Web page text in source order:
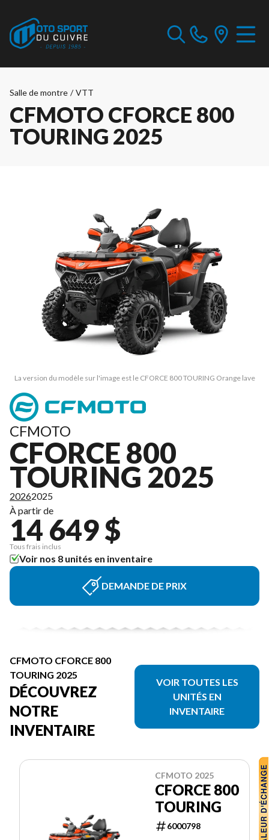
Salle de montre / VTT
CFMOTO CFORCE 800
TOURING 2025
La version du modèle sur l'image est le CFORCE 800 TOURING Orange lave
CFMOTO
CFORCE 800
TOURING 2025
20262025
À partir de
14 649 $
Tous frais inclus
Voir nos 8 unités en inventaire
DEMANDE DE PRIX
CFMOTO CFORCE 800
TOURING 2025
DÉCOUVREZ
NOTRE
INVENTAIRE
VOIR TOUTES LES
UNITÉS EN
INVENTAIRE
CFMOTO 2025
CFORCE 800
TOURING
6000798